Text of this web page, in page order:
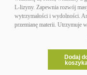
L-lizyny. Zapewnia rozwój
wytrzymałości i wydolności.
przemianę materii. Utrzymuje
Dodaj